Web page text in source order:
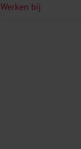
Werken bij